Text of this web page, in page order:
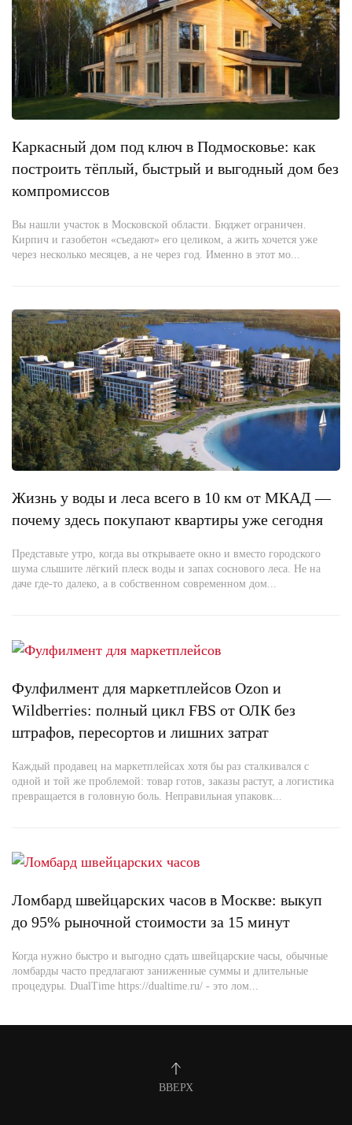
Каркасный дом под ключ в Подмосковье: как
построить тёплый, быстрый и выгодный дом без
компромиссов
Вы нашли участок в Московской области. Бюджет ограничен.
Кирпич и газобетон «съедают» его целиком, а жить хочется уже
через несколько месяцев, а не через год. Именно в этот мо...
Жизнь у воды и леса всего в 10 км от МКАД —
почему здесь покупают квартиры уже сегодня
Представьте утро, когда вы открываете окно и вместо городского
шума слышите лёгкий плеск воды и запах соснового леса. Не на
даче где-то далеко, а в собственном современном дом...
Фулфилмент для маркетплейсов Ozon и
Wildberries: полный цикл FBS от ОЛК без
штрафов, пересортов и лишних затрат
Каждый продавец на маркетплейсах хотя бы раз сталкивался с
одной и той же проблемой: товар готов, заказы растут, а логистика
превращается в головную боль. Неправильная упаковк...
Ломбард швейцарских часов в Москве: выкуп
до 95% рыночной стоимости за 15 минут
Когда нужно быстро и выгодно сдать швейцарские часы, обычные
ломбарды часто предлагают заниженные суммы и длительные
процедуры. DualTime https://dualtime.ru/ - это лом...
ВВЕРХ